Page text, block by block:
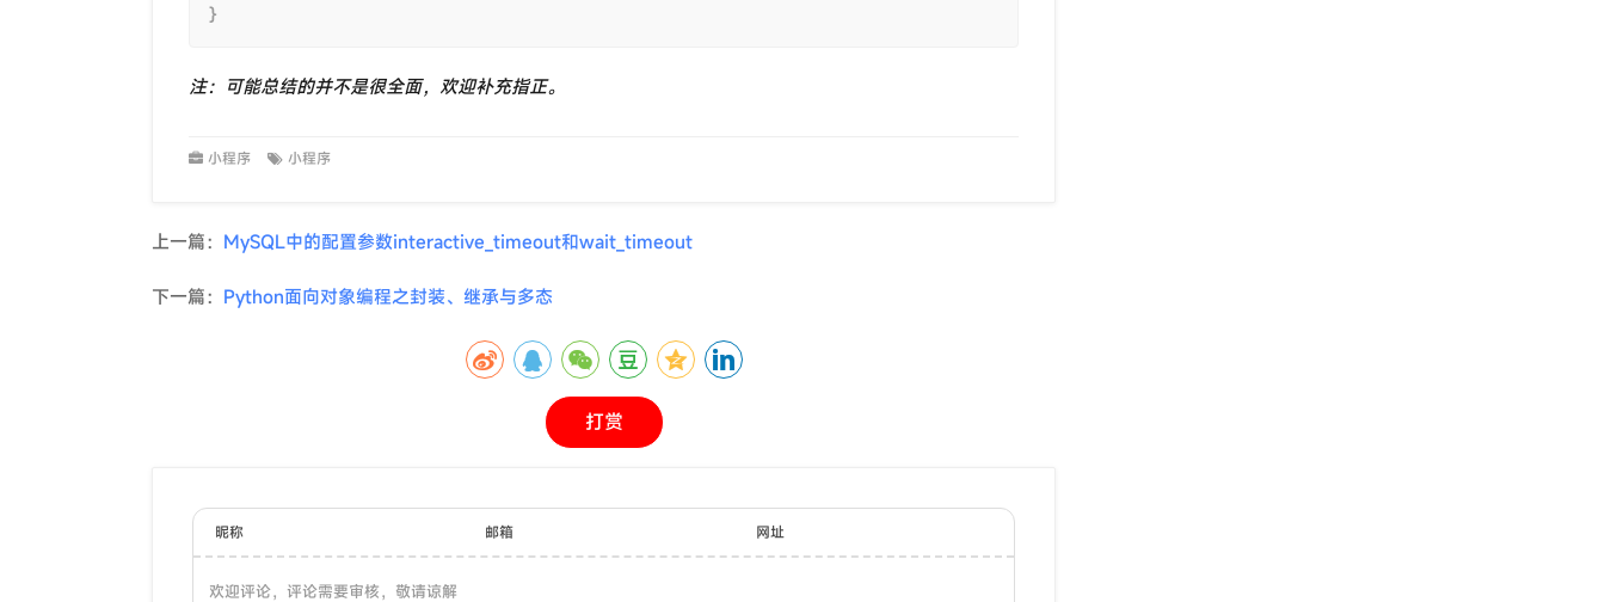
}
注：可能总结的并不是很全面，欢迎补充指正。
小程序 小程序
上一篇： MySQL中的配置参数interactive_timeout和wait_timeout
下一篇： Python面向对象编程之封装、继承与多态
打赏
昵称 邮箱 网址